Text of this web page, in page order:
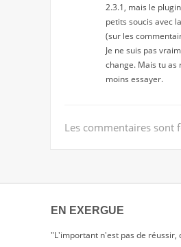
2.3.1, mais le
petits soucis avec
(sur les
Je ne suis pas
change. Mais tu as
moins essayer.
Les commentaires sont
EN EXERGUE
"L'important n'est pas de réussir,